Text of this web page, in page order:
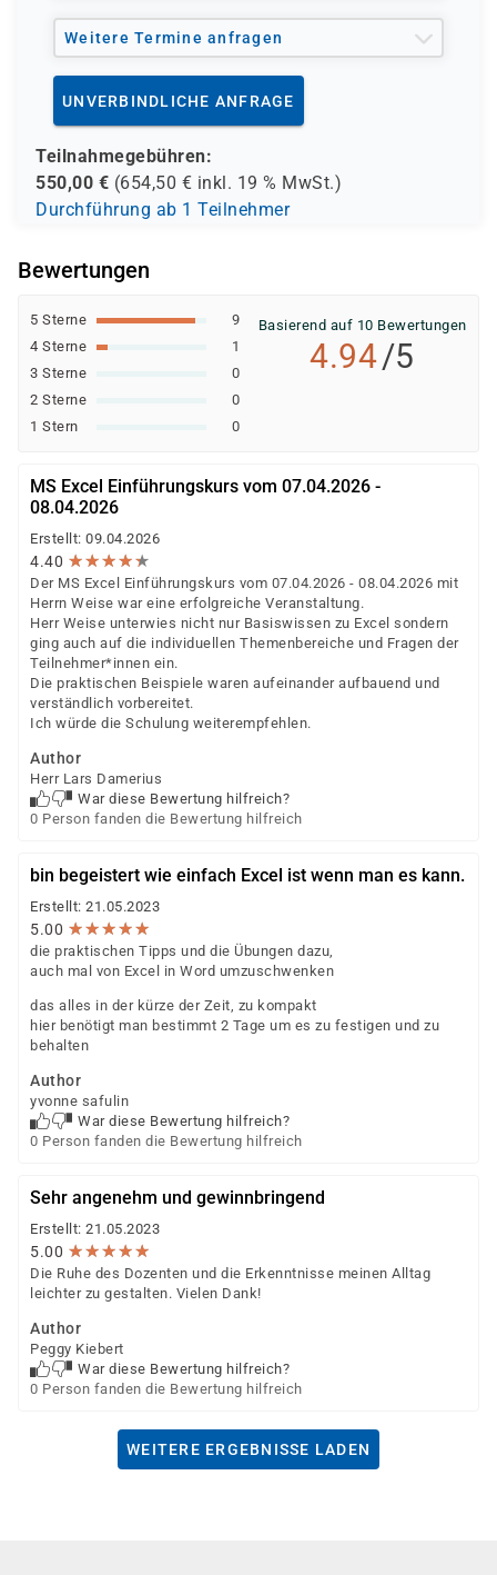
Weitere Termine anfragen
UNVERBINDLICHE ANFRAGE
Teilnahmegebühren:
550,00 € (654,50 € inkl. 19 % MwSt.)
Durchführung ab 1 Teilnehmer
Bewertungen
5 Sterne
9
4 Sterne
1
3 Sterne
0
2 Sterne
0
1 Stern
0
Basierend auf 10 Bewertungen
4.94/5
MS Excel Einführungskurs vom 07.04.2026 -
08.04.2026
Erstellt: 09.04.2026
4.40 ★★★★★
★★★★★
Der MS Excel Einführungskurs vom 07.04.2026 - 08.04.2026 mit
Herrn Weise war eine erfolgreiche Veranstaltung.
Herr Weise unterwies nicht nur Basiswissen zu Excel sondern
ging auch auf die individuellen Themenbereiche und Fragen der
Teilnehmer*innen ein.
Die praktischen Beispiele waren aufeinander aufbauend und
verständlich vorbereitet.
Ich würde die Schulung weiterempfehlen.
Author
Herr Lars Damerius
War diese Bewertung hilfreich?
0 Person fanden die Bewertung hilfreich
bin begeistert wie einfach Excel ist wenn man es kann.
Erstellt: 21.05.2023
5.00 ★★★★★
★★★★★
die praktischen Tipps und die Übungen dazu,
auch mal von Excel in Word umzuschwenken
das alles in der kürze der Zeit, zu kompakt
hier benötigt man bestimmt 2 Tage um es zu festigen und zu
behalten
Author
yvonne safulin
War diese Bewertung hilfreich?
0 Person fanden die Bewertung hilfreich
Sehr angenehm und gewinnbringend
Erstellt: 21.05.2023
5.00 ★★★★★
★★★★★
Die Ruhe des Dozenten und die Erkenntnisse meinen Alltag
leichter zu gestalten. Vielen Dank!
Author
Peggy Kiebert
War diese Bewertung hilfreich?
0 Person fanden die Bewertung hilfreich
WEITERE ERGEBNISSE LADEN